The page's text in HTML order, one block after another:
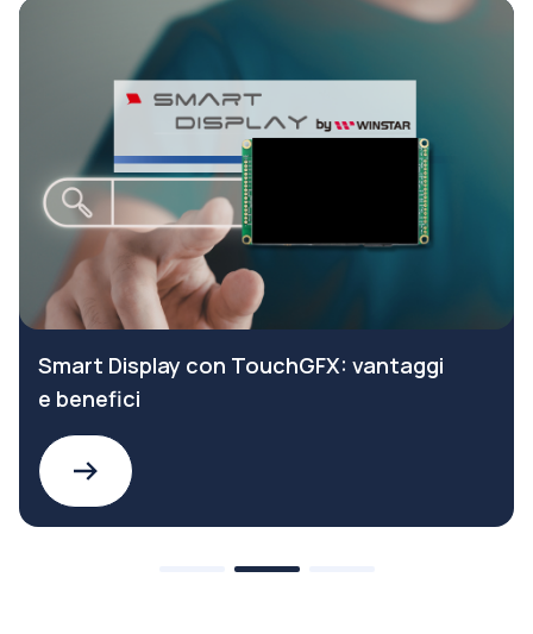
Smart Display con TouchGFX: vantaggi
e benefici